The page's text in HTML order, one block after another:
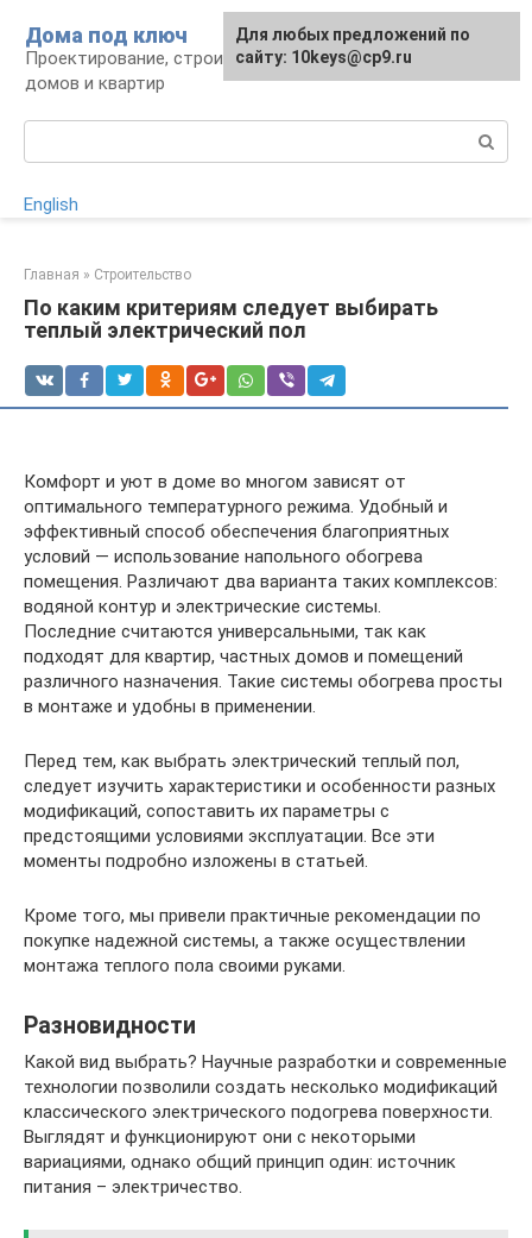
контенту
Дома под ключ
Проектирование, строительство и отделка
домов и квартир
English
Главная » Строительство
По каким критериям следует выбирать
теплый электрический пол
Комфорт и уют в доме во многом зависят от
оптимального температурного режима. Удобный и
эффективный способ обеспечения благоприятных
условий — использование напольного обогрева
помещения. Различают два варианта таких комплексов:
водяной контур и электрические системы.
Последние считаются универсальными, так как
подходят для квартир, частных домов и помещений
различного назначения. Такие системы обогрева просты
в монтаже и удобны в применении.
Перед тем, как выбрать электрический теплый пол,
следует изучить характеристики и особенности разных
модификаций, сопоставить их параметры с
предстоящими условиями эксплуатации. Все эти
моменты подробно изложены в статьей.
Кроме того, мы привели практичные рекомендации по
покупке надежной системы, а также осуществлении
монтажа теплого пола своими руками.
Разновидности
Какой вид выбрать? Научные разработки и современные
технологии позволили создать несколько модификаций
классического электрического подогрева поверхности.
Выглядят и функционируют они с некоторыми
вариациями, однако общий принцип один: источник
питания – электричество.
Для любых предложений по
сайту: 10keys@cp9.ru